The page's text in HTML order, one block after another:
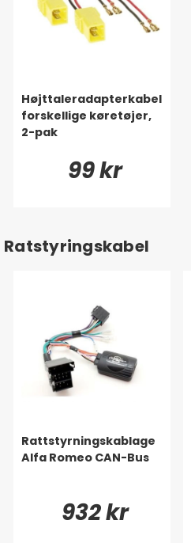
Højttaleradapterkabel
forskellige køretøjer,
2-pak
99 kr
Ratstyringskabel
Rattstyrningskablage
Alfa Romeo CAN-Bus
932 kr